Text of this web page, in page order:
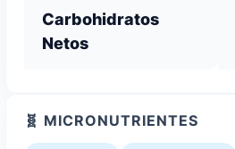
Carbohidratos
Netos
🧬 MICRONUTRIENTES